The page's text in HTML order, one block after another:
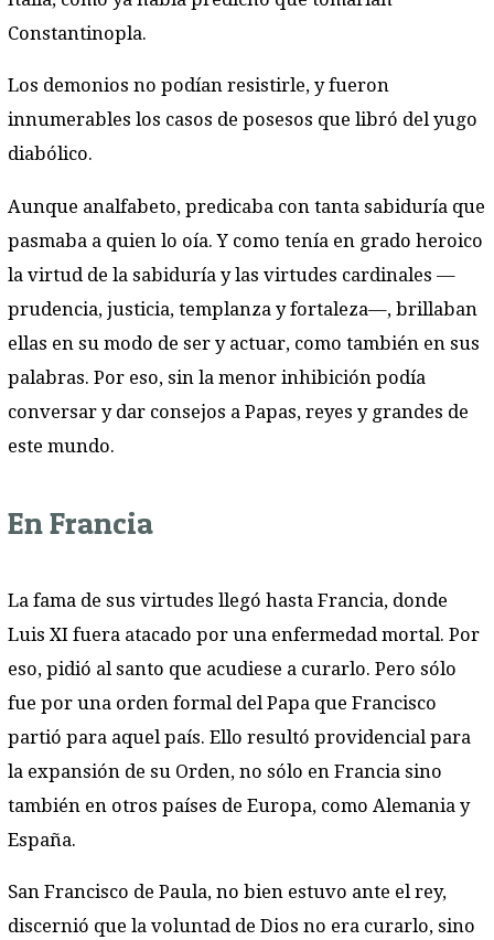
Constantinopla.
Los demonios no podían resistirle, y fueron
innumerables los casos de posesos que libró del yugo
diabólico.
Aunque analfabeto, predicaba con tanta sabiduría que
pasmaba a quien lo oía. Y como tenía en grado heroico
la virtud de la sabiduría y las virtudes cardinales —
prudencia, justicia, templanza y fortaleza—, brillaban
ellas en su modo de ser y actuar, como también en sus
palabras. Por eso, sin la menor inhibición podía
conversar y dar consejos a Papas, reyes y grandes de
este mundo.
En Francia
La fama de sus virtudes llegó hasta Francia, donde
Luis XI fuera atacado por una enfermedad mortal. Por
eso, pidió al santo que acudiese a curarlo. Pero sólo
fue por una orden formal del Papa que Francisco
partió para aquel país. Ello resultó providencial para
la expansión de su Orden, no sólo en Francia sino
también en otros países de Europa, como Alemania y
España.
San Francisco de Paula, no bien estuvo ante el rey,
discernió que la voluntad de Dios no era curarlo, sino